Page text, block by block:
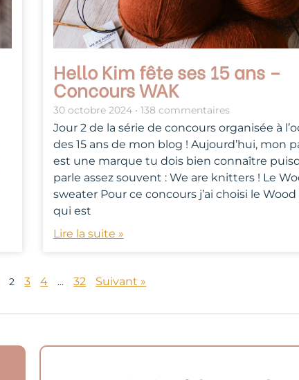
Hello Kim fête ses 15 ans –
Concours WAK
30 octobre 2024 138 commentaires
Jour 2 de la série de concours organisée à
des 15 ans de mon blog ! Aujourd’hui, mon
est une marque tu dois bien connaître
parle assez souvent : We are knitters ! Le
sweater Pour ce concours j’ai choisi le
qui est
Lire la suite »
2 3 4 … 32 Suivant »